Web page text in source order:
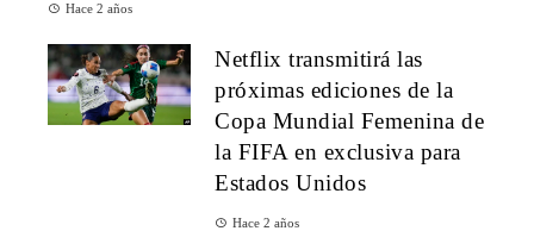
Hace 2 años
Netflix transmitirá las
próximas ediciones de la
Copa Mundial Femenina de
la FIFA en exclusiva para
Estados Unidos
Hace 2 años